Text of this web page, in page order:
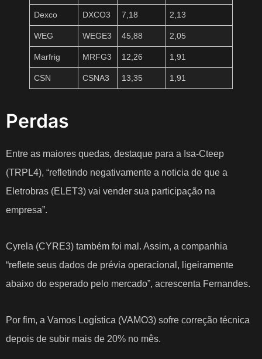
Dexco DXCO3 7,18 2,13
WEG WEGE3 45,88 2,05
Marfrig MRFG3 12,26 1,91
CSN CSNA3 13,35 1,91
Perdas
Entre as maiores quedas, destaque para a Isa-Cteep
(TRPL4), “refletindo negativamente a noticia de que a
Eletrobras (ELET3) vai vender sua participação na
empresa”.
Cyrela (CYRE3) também foi mal. Assim, a companhia
“reflete seus dados de prévia operacional, ligeiramente
abaixo do esperado pelo mercado”, acrescenta Fernandes.
Por fim, a Vamos Logística (VAMO3) sofre correção técnica
depois de subir mais de 20% no mês.